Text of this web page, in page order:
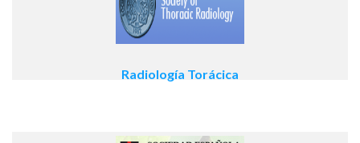
Radiología Torácica